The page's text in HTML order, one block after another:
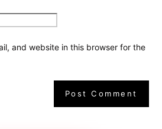
and website in this browser for the